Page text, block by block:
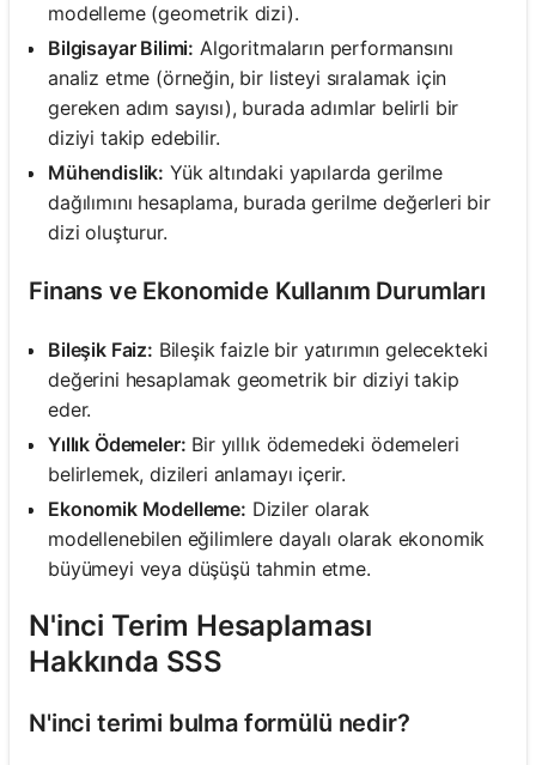
modelleme (geometrik dizi).
Bilgisayar Bilimi: Algoritmaların performansını
analiz etme (örneğin, bir listeyi sıralamak için
gereken adım sayısı), burada adımlar belirli bir
diziyi takip edebilir.
Mühendislik: Yük altındaki yapılarda gerilme
dağılımını hesaplama, burada gerilme değerleri bir
dizi oluşturur.
Finans ve Ekonomide Kullanım Durumları
Bileşik Faiz: Bileşik faizle bir yatırımın gelecekteki
değerini hesaplamak geometrik bir diziyi takip
eder.
Yıllık Ödemeler: Bir yıllık ödemedeki ödemeleri
belirlemek, dizileri anlamayı içerir.
Ekonomik Modelleme: Diziler olarak
modellenebilen eğilimlere dayalı olarak ekonomik
büyümeyi veya düşüşü tahmin etme.
N'inci Terim Hesaplaması
Hakkında SSS
N'inci terimi bulma formülü nedir?